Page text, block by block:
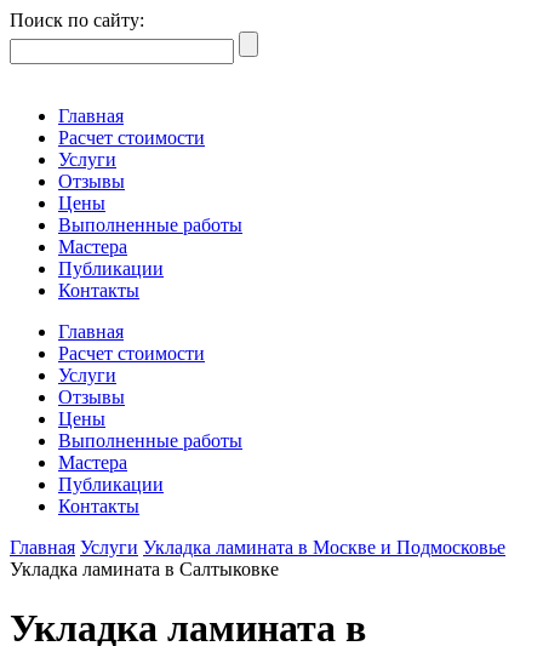
Поиск по сайту:
Главная
Расчет стоимости
Услуги
Отзывы
Цены
Выполненные работы
Мастера
Публикации
Контакты
Главная
Расчет стоимости
Услуги
Отзывы
Цены
Выполненные работы
Мастера
Публикации
Контакты
Главная Услуги Укладка ламината в Москве и Подмосковье
Укладка ламината в Салтыковке
Укладка ламината в